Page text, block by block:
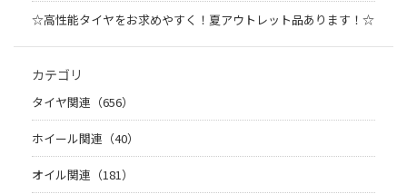
☆高性能タイヤをお求めやすく！夏アウトレット品あります！☆
カテゴリ
タイヤ関連（656）
ホイール関連（40）
オイル関連（181）